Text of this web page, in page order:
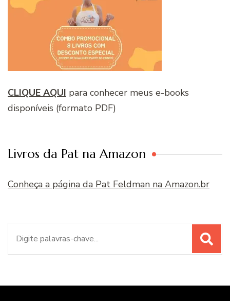
CLIQUE AQUI para conhecer meus e-books
disponíveis (formato PDF)
Livros da Pat na Amazon
Conheça a página da Pat Feldman na Amazon.br